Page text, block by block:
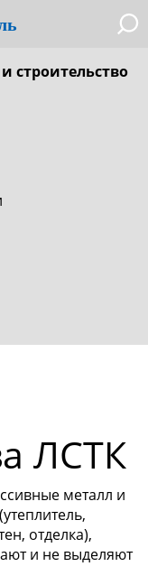
строительство
ЛСТК
металл и
отделка),
и не выделяют